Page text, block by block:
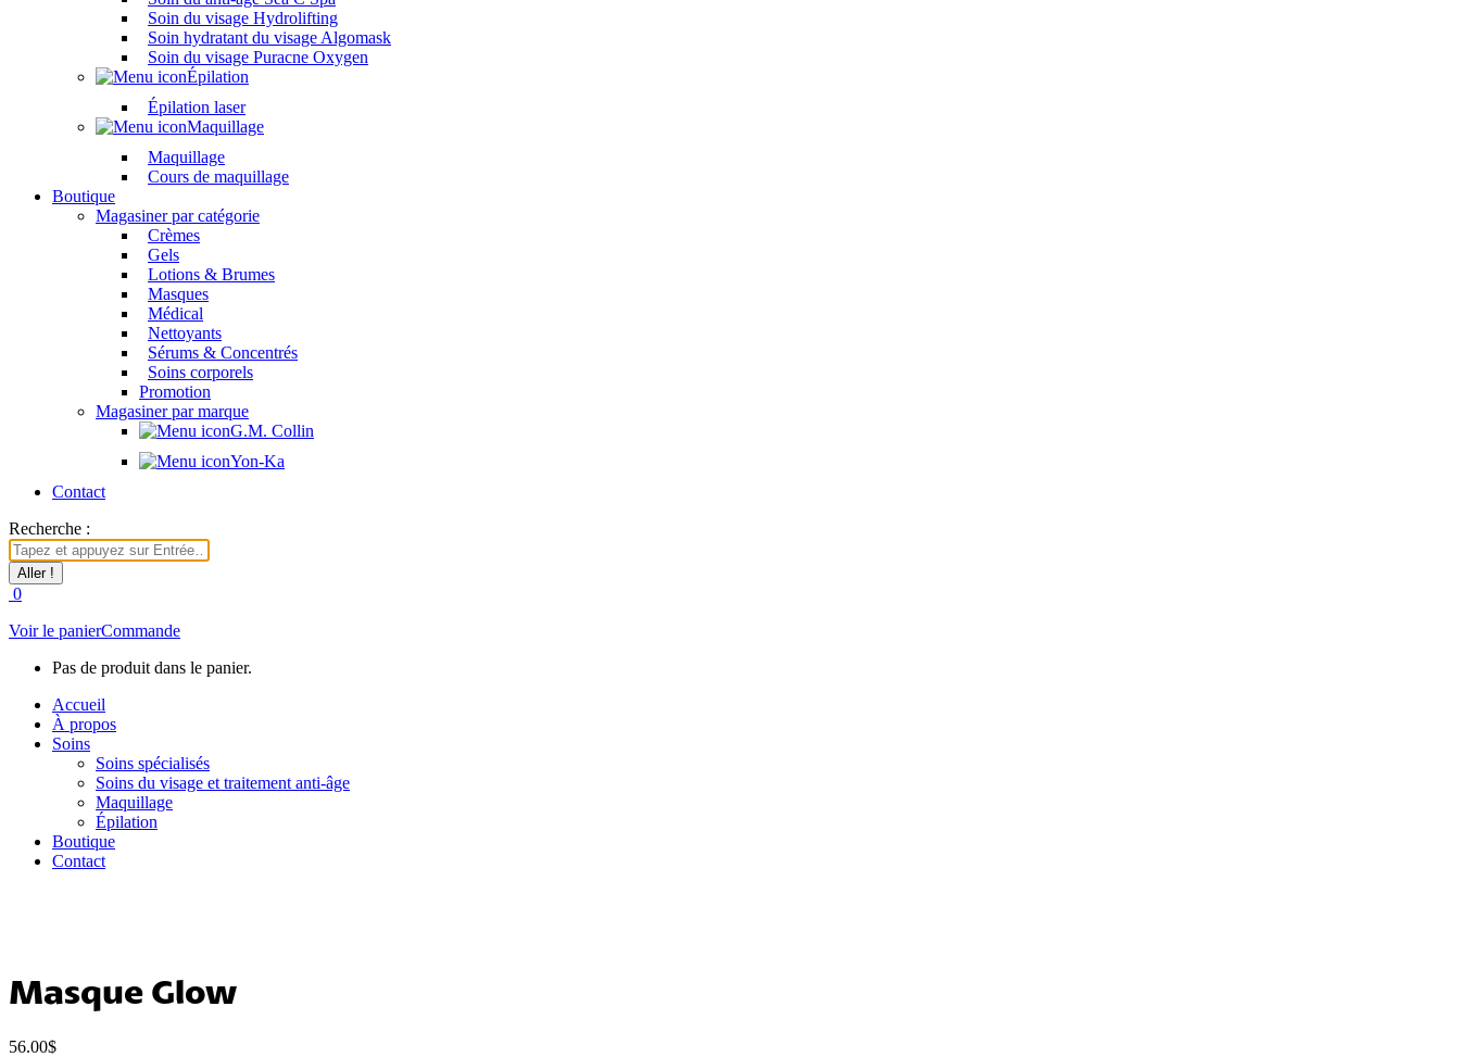
Soin du visage Hydrolifting
Soin hydratant du visage Algomask
Soin du visage Puracne Oxygen
Épilation
Épilation laser
Maquillage
Maquillage
Cours de maquillage
Boutique
Magasiner par catégorie
Crèmes
Gels
Lotions & Brumes
Masques
Médical
Nettoyants
Sérums & Concentrés
Soins corporels
Promotion
Magasiner par marque
G.M. Collin
Yon-Ka
Contact
Recherche :
0
Voir le panierCommande
Pas de produit dans le panier.
Accueil
À propos
Soins
Soins spécialisés
Soins du visage et traitement anti-âge
Maquillage
Épilation
Boutique
Contact
Masque Glow
56.00$